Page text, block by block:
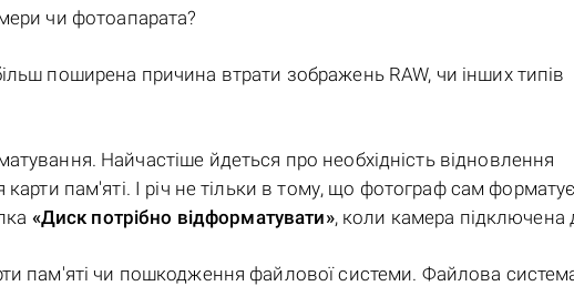
чи фотоапарата?
поширена причина втрати зображень RAW, чи інших типів
Найчастіше йдеться про необхідність відновлення
пам'яті. І річ не тільки в тому, що фотограф сам
«Диск потрібно відформатувати», коли камера підключена
пам'яті чи пошкодження файлової системи. Файлова